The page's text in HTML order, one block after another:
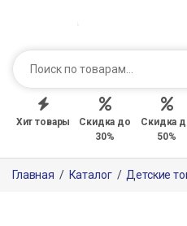
Хит товары
Скидка до
30%
Скидка
50%
Главная / Каталог / Детские